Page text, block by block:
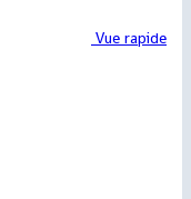
Vue rapide